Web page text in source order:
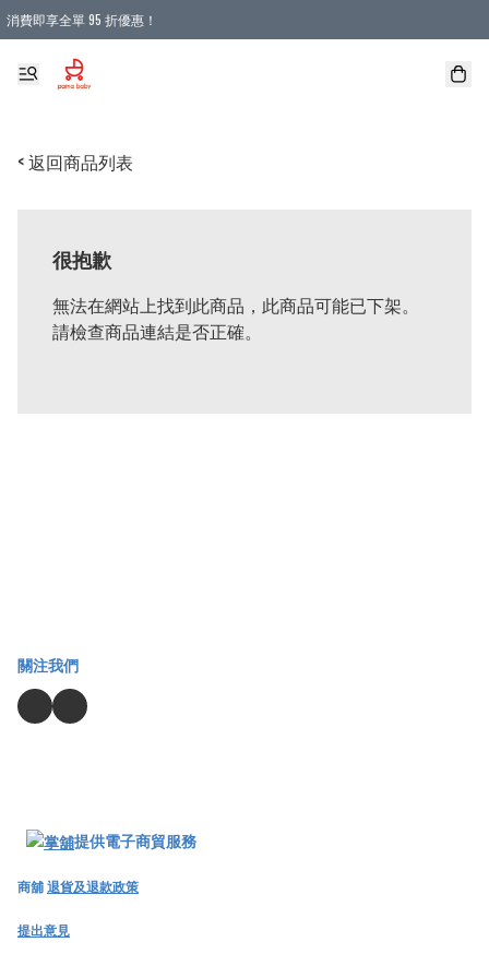
消費即享全單 95 折優惠！
購物滿 HKD 900.00即享免運費優惠！（適用於 本地送貨、本地取貨 )
< 返回商品列表
很抱歉
無法在網站上找到此商品，此商品可能已下架。
請檢查商品連結是否正確。
關注我們
提供電子商貿服務
商舖退貨及退款政策
提出意見